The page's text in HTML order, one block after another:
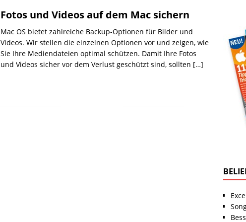
Fotos und Videos auf dem Mac sichern
Mac OS bietet zahlreiche Backup-Optionen für Bilder und
Videos. Wir stellen die einzelnen Optionen vor und zeigen, wie
Sie Ihre Mediendateien optimal schützen. Damit Ihre Fotos
und Videos sicher vor dem Verlust geschützt sind, sollten […]